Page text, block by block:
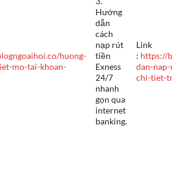
huong-
mo-tai-khoan-
Hướng
dẫn
cách
nạp rút
tiền
Exness
24/7
nhanh
gọn qua
internet
banking.
Link
: https://
dan-
chi-tiet-